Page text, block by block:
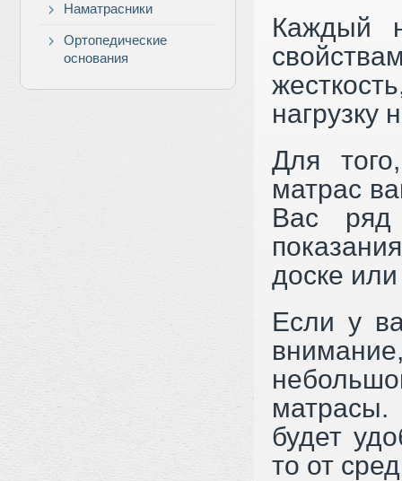
Наматрасники
Ортопедические
основания
Каждый
нагрузку
Для
матрас
Вас ряд
доске
Если у
матрасы.
будет
то от